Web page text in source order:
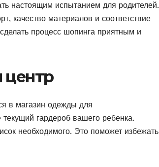
настоящим испытанием для родителей.
качество материалов и соответствие
процесс шопинга приятным и
центр
в магазин одежды для
текущий гардероб вашего ребенка.
необходимого. Это поможет избежать